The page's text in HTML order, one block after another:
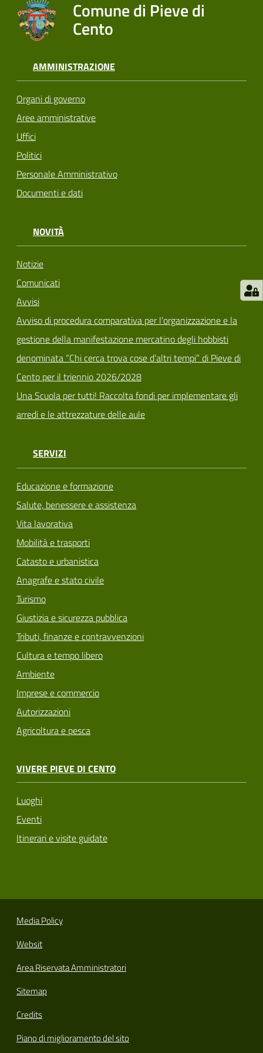
Comune di Pieve di
Cento
AMMINISTRAZIONE
Organi di governo
Aree amministrative
Uffici
Politici
Personale Amministrativo
Documenti e dati
NOVITÀ
Notizie
Comunicati
Avvisi
Avviso di procedura comparativa per l’organizzazione e la
gestione della manifestazione mercatino degli hobbisti
denominata “Chi cerca trova cose d’altri tempi” di Pieve di
Cento per il triennio 2026/2028
Una Scuola per tutti! Raccolta fondi per implementare gli
arredi e le attrezzature delle aule
SERVIZI
Educazione e formazione
Salute, benessere e assistenza
Vita lavorativa
Mobilità e trasporti
Catasto e urbanistica
Anagrafe e stato civile
Turismo
Giustizia e sicurezza pubblica
Tributi, finanze e contravvenzioni
Cultura e tempo libero
Ambiente
Imprese e commercio
Autorizzazioni
Agricoltura e pesca
VIVERE PIEVE DI CENTO
Luoghi
Eventi
Itinerari e visite guidate
Media Policy
Websit
Area Riservata Amministratori
Sitemap
Credits
Piano di miglioramento del sito